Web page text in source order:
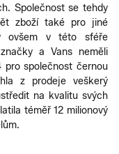
Společnost se tehdy
zboží také pro jiné
ovšem v této sféře
a Vans neměli
společnost černou
z prodeje veškerý
na kvalitu svých
téměř 12 milionový